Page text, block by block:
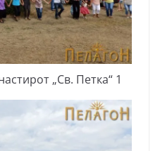
„Св. Петка“ 1